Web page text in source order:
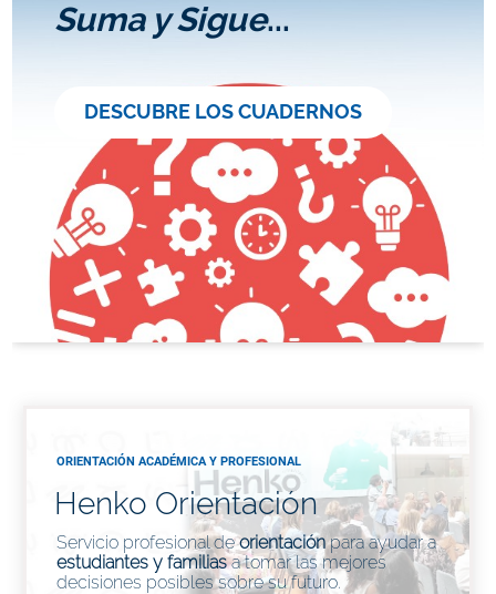
Suma y Sigue...
DESCUBRE LOS CUADERNOS
ORIENTACIÓN ACADÉMICA Y PROFESIONAL
Henko Orientación
Servicio profesional deorientaciónpara ayudar a
estudiantes y familiasa tomar las mejores
decisiones posibles sobre su futuro.